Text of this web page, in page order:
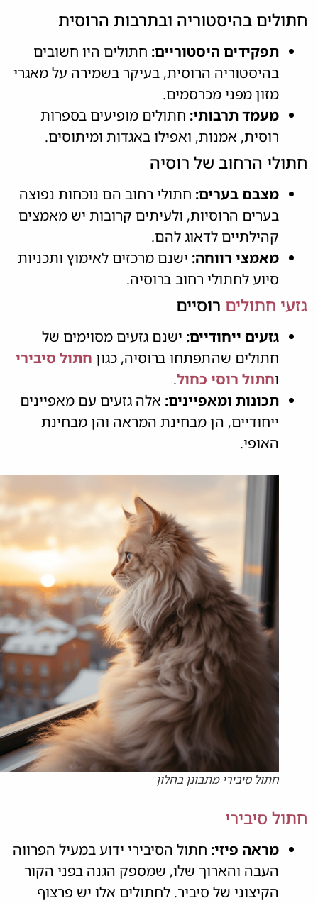
חתולים בהיסטוריה ובתרבות הרוסית
תפקידים היסטוריים: חתולים היו חשובים
בהיסטוריה הרוסית, בעיקר בשמירה על מאגרי
מזון מפני מכרסמים.
מעמד תרבותי: חתולים מופיעים בספרות
רוסית, אמנות, ואפילו באגדות ומיתוסים.
חתולי הרחוב של רוסיה
מצבם בערים: חתולי רחוב הם נוכחות נפוצה
בערים הרוסיות, ולעיתים קרובות יש מאמצים
קהילתיים לדאוג להם.
מאמצי רווחה: ישנם מרכזים לאימוץ ותכניות
סיוע לחתולי רחוב ברוסיה.
גזעי חתולים רוסיים
גזעים ייחודיים: ישנם גזעים מסוימים של
חתולים שהתפתחו ברוסיה, כגון חתול סיבירי
וחתול רוסי כחול.
תכונות ומאפיינים: אלה גזעים עם מאפיינים
ייחודיים, הן מבחינת המראה והן מבחינת
האופי.
חתול סיבירי מתבונן בחלון
חתול סיבירי
מראה פיזי: חתול הסיבירי ידוע במעיל הפרווה
העבה והארוך שלו, שמספק הגנה בפני הקור
הקיצוני של סיביר. לחתולים אלו יש פרצוף